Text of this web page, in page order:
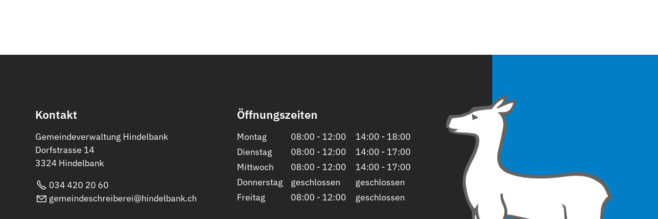
Kontakt
Gemeindeverwaltung Hindelbank
Dorfstrasse 14
3324 Hindelbank
034 420 20 60
gemeindeschreiberei@hindelbank.ch
Öffnungszeiten
Montag 08:00 - 12:00
14:00 - 18:00
Dienstag
08:00 - 12:00
14:00 - 17:00
Mittwoch
08:00 - 12:00
14:00 - 17:00
Donnerstag
geschlossen
geschlossen
Freitag
08:00 - 12:00 geschlossen